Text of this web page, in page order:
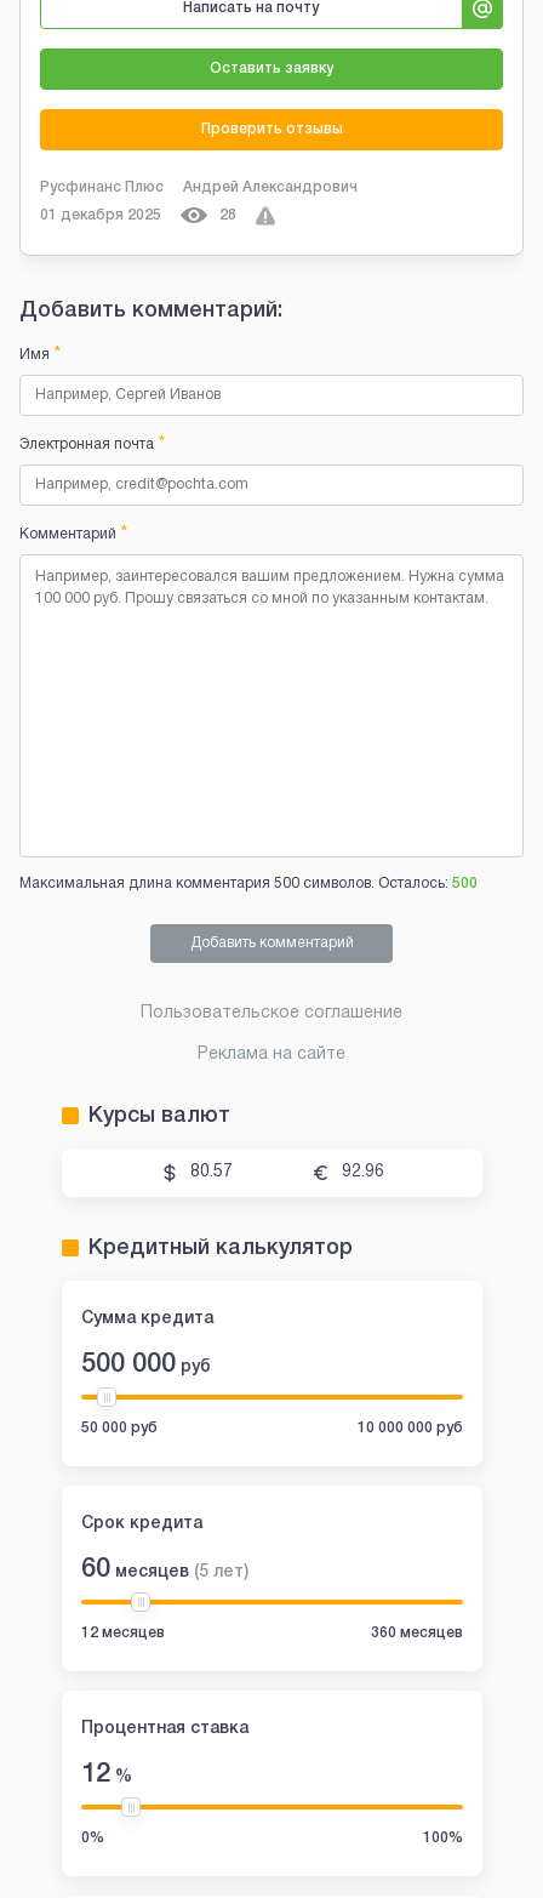
Написать на почту
Оставить заявку
Проверить отзывы
Русфинанс Плюс Андрей Александрович
01 декабря 2025 28
Добавить комментарий:
Имя *
Электронная почта *
Комментарий *
Максимальная длина комментария 500 символов. Осталось: 500
Добавить комментарий
Пользовательское соглашение
Реклама на сайте
Курсы валют
80.57 92.96
Кредитный калькулятор
Сумма кредита
500 000 руб
50 000 руб 10 000 000 руб
Срок кредита
60 месяцев (5 лет)
12 месяцев 360 месяцев
Процентная ставка
12%
0% 100%